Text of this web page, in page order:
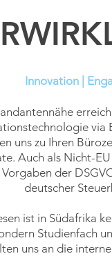
Innovation |
via
uns zu Ihren
Auch als Nicht-EU
der
deutscher
ist in Südafrika
Studienfach
uns an die